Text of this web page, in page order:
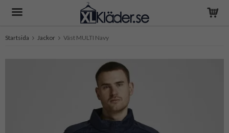
Startsida Jackor Väst MULTI Navy